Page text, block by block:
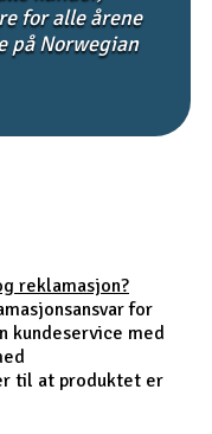
for alle årene
på Norwegian
reklamasjon?
for
kundeservice med
til at produktet er